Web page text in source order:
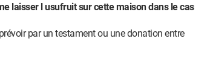
laisser l usufruit sur cette maison dans le cas
par un testament ou une donation entre